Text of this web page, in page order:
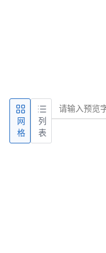
网
格
列
表